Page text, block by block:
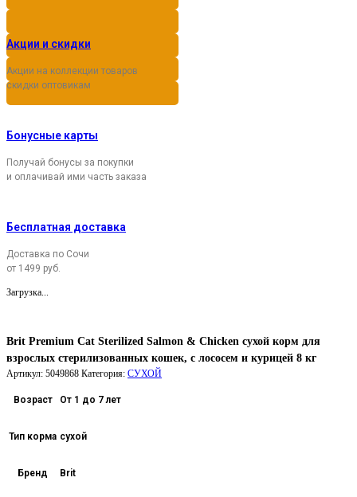
Акции и скидки
Акции на коллекции товаров
скидки оптовикам
Бонусные карты
Получай бонусы за покупки
и оплачивай ими часть заказа
Бесплатная доставка
Доставка по Сочи
от 1499 руб.
Загрузка...
Brit Premium Cat Sterilized Salmon & Chicken сухой корм для
взрослых стерилизованных кошек, с лососем и курицей 8 кг
Артикул: 5049868 Категория: СУХОЙ
Возраст От 1 до 7 лет
Тип корма сухой
Бренд Brit